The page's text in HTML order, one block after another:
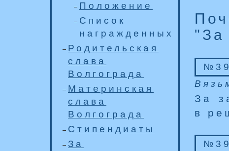
Положение
Список
награжденных
Родительская
слава
Волгограда
Материнская
слава
Волгограда
Стипендиаты
За
"За
За
в